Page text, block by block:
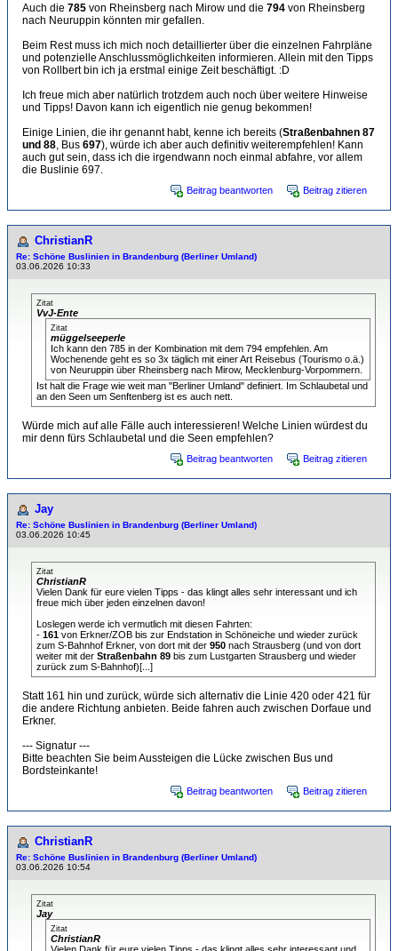
Auch die 785 von Rheinsberg nach Mirow und die 794 von Rheinsberg
nach Neuruppin könnten mir gefallen.
Beim Rest muss ich mich noch detaillierter über die einzelnen Fahrpläne
und potenzielle Anschlussmöglichkeiten informieren. Allein mit den Tipps
von Rollbert bin ich ja erstmal einige Zeit beschäftigt. :D
Ich freue mich aber natürlich trotzdem auch noch über weitere Hinweise
und Tipps! Davon kann ich eigentlich nie genug bekommen!
Einige Linien, die ihr genannt habt, kenne ich bereits (Straßenbahnen 87
und 88 , Bus 697), würde ich aber auch definitiv weiterempfehlen! Kann
auch gut sein, dass ich die irgendwann noch einmal abfahre, vor allem
die Buslinie 697.
Beitrag beantworten Beitrag zitieren
ChristianR
Re: Schöne Buslinien in Brandenburg (Berliner Umland)
03.06.2026 10:33
Zitat
VvJ-Ente
Zitat
müggelseeperle
Ich kann den 785 in der Kombination mit dem 794 empfehlen. Am
Wochenende geht es so 3x täglich mit einer Art Reisebus (Tourismo o.ä.)
von Neuruppin über Rheinsberg nach Mirow, Mecklenburg-Vorpommern.
Ist halt die Frage wie weit man "Berliner Umland" definiert. Im Schlaubetal und
an den Seen um Senftenberg ist es auch nett.
Würde mich auf alle Fälle auch interessieren! Welche Linien würdest du
mir denn fürs Schlaubetal und die Seen empfehlen?
Beitrag beantworten Beitrag zitieren
Jay
Re: Schöne Buslinien in Brandenburg (Berliner Umland)
03.06.2026 10:45
Zitat
ChristianR
Vielen Dank für eure vielen Tipps - das klingt alles sehr interessant und ich
freue mich über jeden einzelnen davon!
Loslegen werde ich vermutlich mit diesen Fahrten:
- 161 von Erkner/ZOB bis zur Endstation in Schöneiche und wieder zurück
zum S-Bahnhof Erkner, von dort mit der 950 nach Strausberg (und von dort
weiter mit der Straßenbahn 89 bis zum Lustgarten Strausberg und wieder
zurück zum S-Bahnhof)[...]
Statt 161 hin und zurück, würde sich alternativ die Linie 420 oder 421 für
die andere Richtung anbieten. Beide fahren auch zwischen Dorfaue und
Erkner.
--- Signatur ---
Bitte beachten Sie beim Aussteigen die Lücke zwischen Bus und
Bordsteinkante!
Beitrag beantworten Beitrag zitieren
ChristianR
Re: Schöne Buslinien in Brandenburg (Berliner Umland)
03.06.2026 10:54
Zitat
Jay
Zitat
ChristianR
Vielen Dank für eure vielen Tipps - das klingt alles sehr interessant und